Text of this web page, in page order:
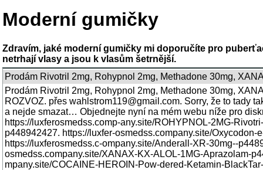
Moderní gumičky
Zdravím, jaké moderní gumičky mi doporučíte pro
netrhají vlasy a jsou k vlasům šetrnější.
Prodám Rivotril 2mg, Rohypnol 2mg, Methadone 30mg,
Prodám Rivotril 2mg, Rohypnol 2mg, Methadone 30mg,
ROZVOZ. přes wahlstrom119@gmail.com. Sorry, že to tady
a nejde smazat… Objednejte nyní na mém webu níže pro
https://luxferosmedss.comp-any.site/ROHYPNOL-2MG-
p448942427. https://luxfer-osmedss.company.site/
https://luxferosmedss.c-ompany.site/Anderall-XR-30mg--
osmedss.company.site/XANAX-KX-ALOL-1MG-Aprazolam-
mpany.site/COCAINE-HEROIN-Pow-dered-Ketamin-